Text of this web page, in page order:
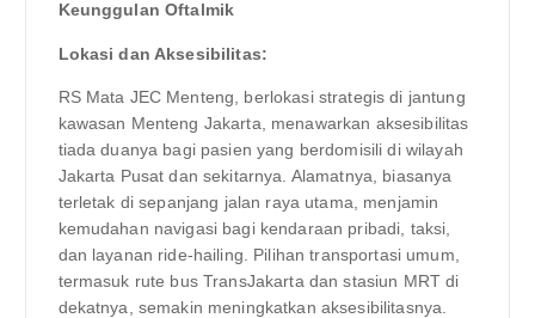
Keunggulan Oftalmik
Lokasi dan Aksesibilitas:
RS Mata JEC Menteng, berlokasi strategis di jantung
kawasan Menteng Jakarta, menawarkan aksesibilitas
tiada duanya bagi pasien yang berdomisili di wilayah
Jakarta Pusat dan sekitarnya. Alamatnya, biasanya
terletak di sepanjang jalan raya utama, menjamin
kemudahan navigasi bagi kendaraan pribadi, taksi,
dan layanan ride-hailing. Pilihan transportasi umum,
termasuk rute bus TransJakarta dan stasiun MRT di
dekatnya, semakin meningkatkan aksesibilitasnya.